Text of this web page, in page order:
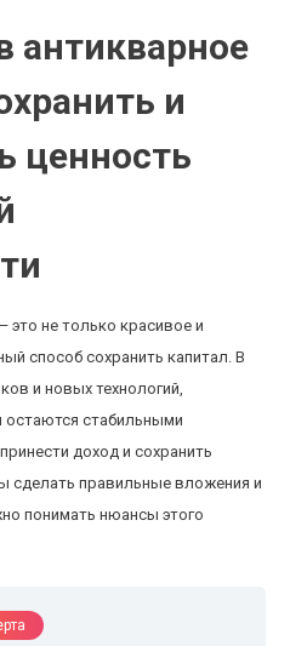
антикварное
и
ценность
не только красивое и
способ сохранить капитал. В
и новых технологий,
стабильными
доход и сохранить
сделать правильные вложения и
понимать нюансы этого